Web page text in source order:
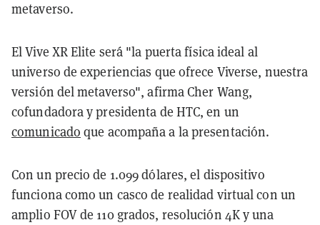
metaverso.
El Vive XR Elite será "la puerta física ideal al
universo de experiencias que ofrece Viverse, nuestra
versión del metaverso", afirma Cher Wang,
cofundadora y presidenta de HTC, en un
comunicado que acompaña a la presentación.
Con un precio de 1.099 dólares, el dispositivo
funciona como un casco de realidad virtual con un
amplio FOV de 110 grados, resolución 4K y una